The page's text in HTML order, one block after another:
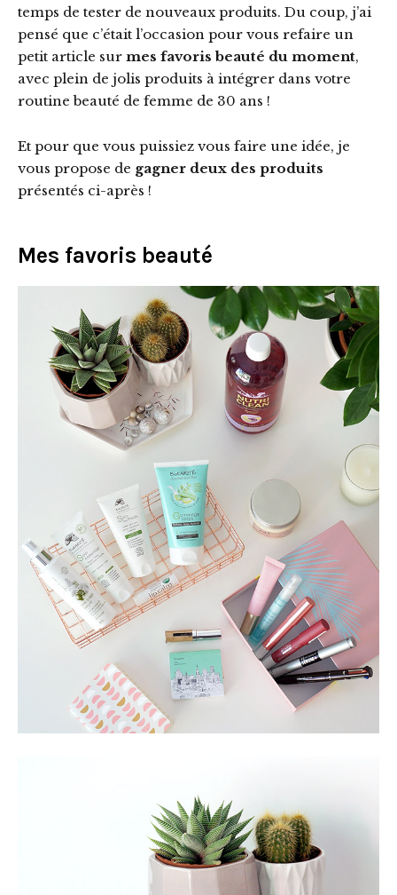
temps de tester de nouveaux produits. Du coup, j’ai
pensé que c’était l’occasion pour vous refaire un
petit article sur mes favoris beauté du moment,
avec plein de jolis produits à intégrer dans votre
routine beauté de femme de 30 ans !
Et pour que vous puissiez vous faire une idée, je
vous propose de gagner deux des produits
présentés ci-après !
Mes favoris beauté